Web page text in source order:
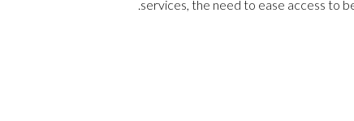
services, the need to ease access to